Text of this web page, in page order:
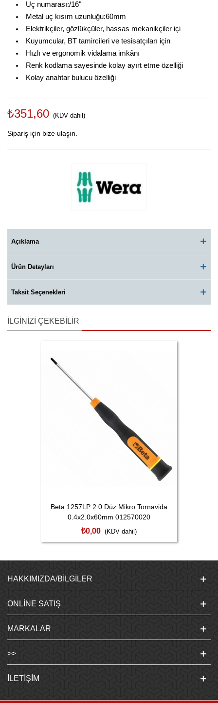
Uç numarası:/16"
Metal uç kısım uzunluğu:60mm
Elektrikçiler, gözlükçüler, hassas mekanikçiler içi
Kuyumcular, BT tamircileri ve tesisatçıları için
Hızlı ve ergonomik vidalama imkânı
Renk kodlama sayesinde kolay ayırt etme özelliği
Kolay anahtar bulucu özelliği
₺351,60 (KDV dahil)
Sipariş için bize ulaşın.
Açıklama
Ürün Detayları
Taksit Seçenekleri
İLGINIZI ÇEKEBILIR
Beta 1257LP 2.0 Düz Mikro Tornavida
0.4x2.0x60mm 012570020
₺0,00 (KDV dahil)
HAKKIMIZDA/BILGILER
ONLINE SATIŞ
MARKALAR
>>
İLETIŞIM